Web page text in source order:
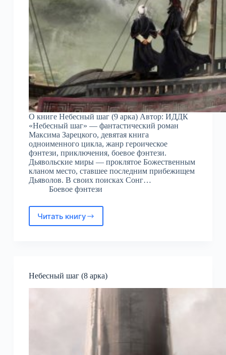
О книге Небесный шаг (9 арка) Автор: ИДДК
«Небесный шаг» — фантастический роман
Максима Зарецкого, девятая книга
одноименного цикла, жанр героическое
фэнтези, приключения, боевое фэнтези.
Дьявольские миры — проклятое Божественным
кланом место, ставшее последним прибежищем
Дьяволов. В своих поисках Сонг…
Боевое фэнтези
Читать книгу
Небесный
Небесный шаг (8 арка)